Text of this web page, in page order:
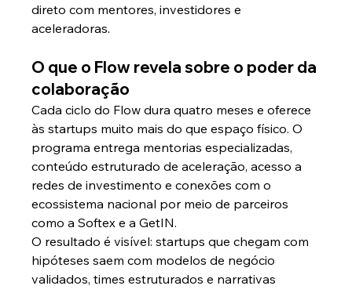
direto com mentores, investidores e
aceleradoras.
O que o Flow revela sobre o poder da
colaboração
Cada ciclo do Flow dura quatro meses e oferece
às startups muito mais do que espaço físico. O
programa entrega mentorias especializadas,
conteúdo estruturado de aceleração, acesso a
redes de investimento e conexões com o
ecossistema nacional por meio de parceiros
como a Softex e a GetIN.
O resultado é visível: startups que chegam com
hipóteses saem com modelos de negócio
validados, times estruturados e narrativas